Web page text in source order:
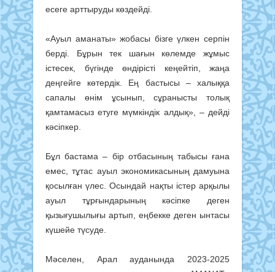
есеге арттыруды көздейді.
«Ауыл аманаты» жобасы бізге үлкен серпін
берді. Бұрын тек шағын көлемде жұмыс
істесек, бүгінде өндірісті кеңейтіп, жаңа
деңгейге көтердік. Ең бастысы – халыққа
сапалы өнім ұсынып, сұранысты толық
қамтамасыз етуге мүмкіндік алдық», – дейді
кәсіпкер.
Бұл бастама – бір отбасының табысы ғана
емес, тұтас ауыл экономикасының дамуына
қосылған үлес. Осындай нақты істер арқылы
ауыл тұрғындарының кәсіпке деген
қызығушылығы артып, еңбекке деген ынтасы
күшейе түсуде.
Мәселен, Арал ауданында 2023-2025